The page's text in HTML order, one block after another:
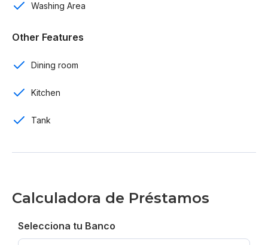
Washing Area
Other Features
Dining room
Kitchen
Tank
Calculadora de Préstamos
Selecciona tu Banco